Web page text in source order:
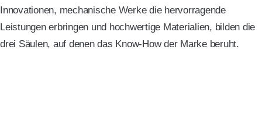
Innovationen, mechanische Werke die hervorragende
Leistungen erbringen und hochwertige Materialien, bilden die
drei Säulen, auf denen das Know-How der Marke beruht.